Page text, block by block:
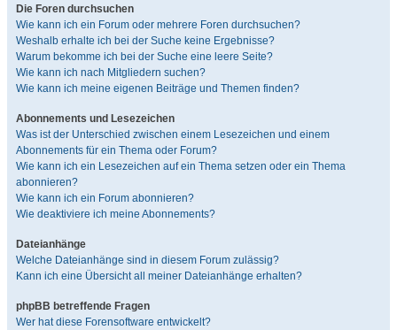
Die Foren durchsuchen
Wie kann ich ein Forum oder mehrere Foren durchsuchen?
Weshalb erhalte ich bei der Suche keine Ergebnisse?
Warum bekomme ich bei der Suche eine leere Seite?
Wie kann ich nach Mitgliedern suchen?
Wie kann ich meine eigenen Beiträge und Themen finden?
Abonnements und Lesezeichen
Was ist der Unterschied zwischen einem Lesezeichen und einem
Abonnements für ein Thema oder Forum?
Wie kann ich ein Lesezeichen auf ein Thema setzen oder ein Thema
abonnieren?
Wie kann ich ein Forum abonnieren?
Wie deaktiviere ich meine Abonnements?
Dateianhänge
Welche Dateianhänge sind in diesem Forum zulässig?
Kann ich eine Übersicht all meiner Dateianhänge erhalten?
phpBB betreffende Fragen
Wer hat diese Forensoftware entwickelt?